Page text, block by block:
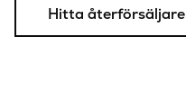
Hitta återförsäljare